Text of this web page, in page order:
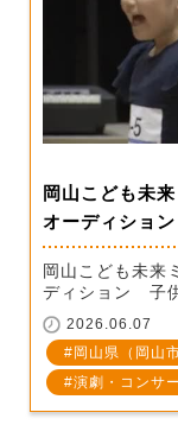
岡山こども未
オーディショ
岡山こども未来
ディション 子
2026.06.07
岡山県（岡山市
演劇・コンサ